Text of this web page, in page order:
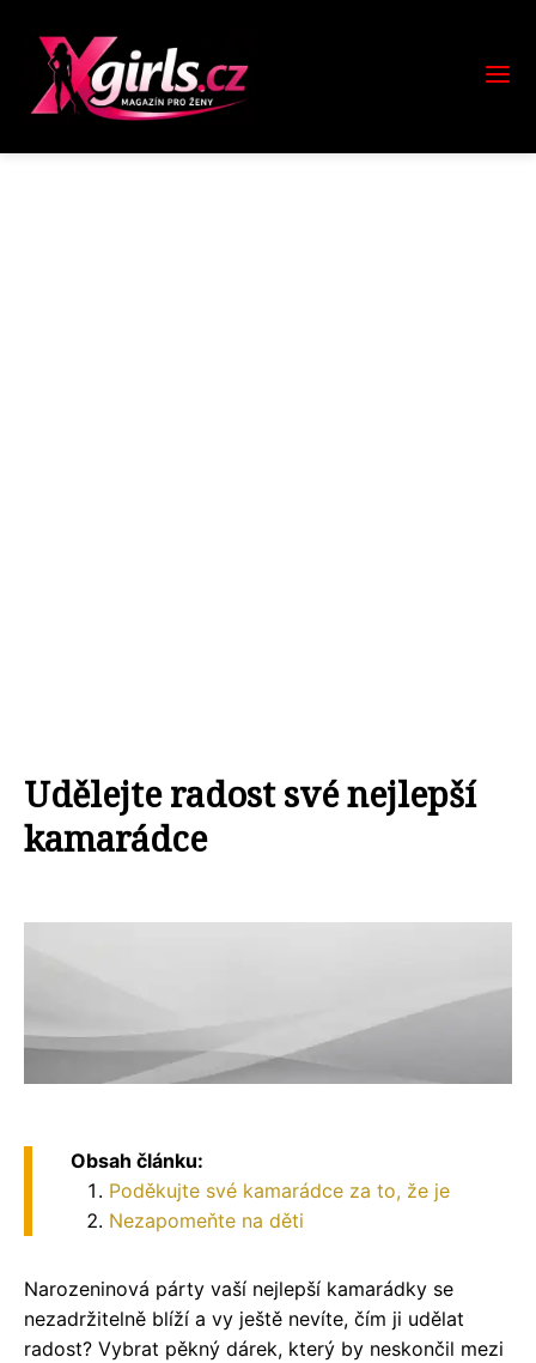
Udělejte radost své nejlepší
kamarádce
Obsah článku:
Poděkujte své kamarádce za to, že je
Nezapomeňte na děti
Narozeninová párty vaší nejlepší kamarádky se
nezadržitelně blíží a vy ještě nevíte, čím ji udělat
radost? Vybrat pěkný dárek, který by neskončil mezi